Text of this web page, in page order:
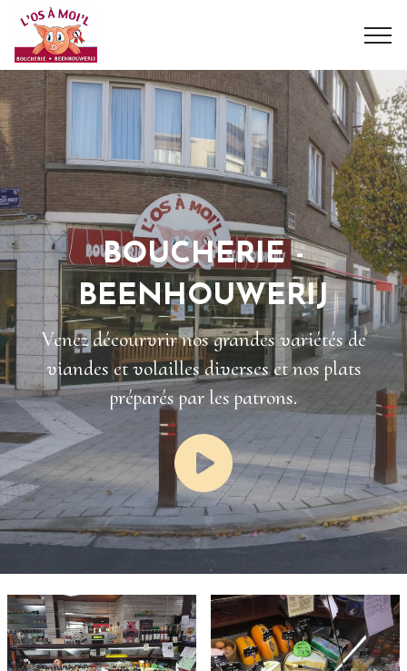
BOUCHERIE -
BEENHOUWERIJ
Venez décourvrir nos grandes variétés de
viandes et volailles diverses et nos plats
préparés par les patrons.